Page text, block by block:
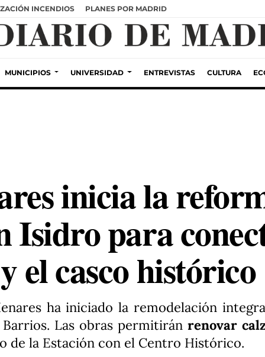
INCENDIOS PLANES POR MADRID
MUNICIPIOS UNIVERSIDAD ENTREVISTAS CULTURA
inicia la
Isidro para
el casco histórico
ha iniciado la remodelación
Las obras permitirán renovar
de la Estación con el Centro Histórico.